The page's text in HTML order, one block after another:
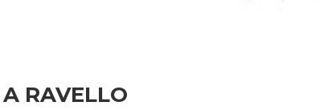
RAVELLO